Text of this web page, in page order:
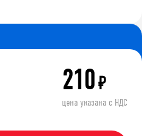
210₽
цена указана с НДС